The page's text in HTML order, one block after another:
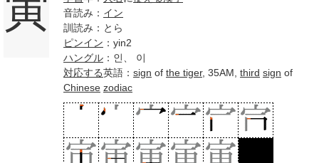
音読み： イン
訓読み：とら
ピンイン ：yin2
ハングル ：인、 이
対応する英語： sign of the tiger, 35AM, third sign of
Chinese zodiac